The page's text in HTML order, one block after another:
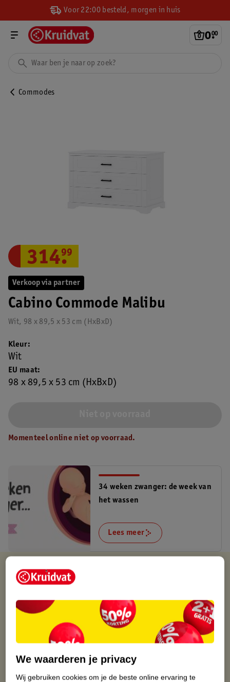
Voor 22:00 besteld, morgen in huis
0.
00
Commodes
Verkoop via partner
Cabino Commode Malibu
Wit, 98 x 89,5 x 53 cm (HxBxD)
314.
99
EU maat
98 x 89,5 x 53 cm (HxBxD)
Kleur
Wit
Momenteel online niet op voorraad.
34 weken zwanger: de week van
het wassen
Lees meer
Verkocht en verstuurd door
Baby en Tiener Megastore
Binnen 1 werkdag verstuurd
Gratis retourneren via verkooppartner.
Gratis punten met je Kruidvat kaart
We waarderen je privacy
Wij gebruiken cookies om je de beste online ervaring te